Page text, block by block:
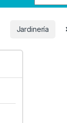
Jardinería